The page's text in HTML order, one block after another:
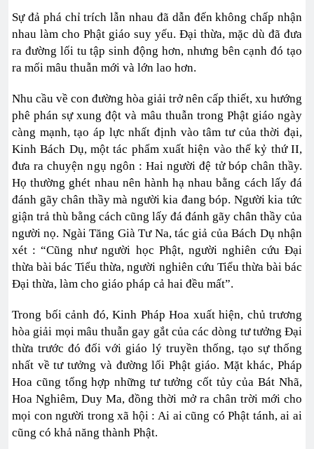
Sự đả phá chỉ trích lẫn nhau đã dẫn đến không chấp nhận
nhau làm cho Phật giáo suy yếu. Đại thừa, mặc dù đã đưa
ra đường lối tu tập sinh động hơn, nhưng bên cạnh đó tạo
ra mối mâu thuẫn mới và lớn lao hơn.
Nhu cầu về con đường hòa giải trở nên cấp thiết, xu hướng
phê phán sự xung đột và mâu thuẫn trong Phật giáo ngày
càng mạnh, tạo áp lực nhất định vào tâm tư của thời đại,
Kinh Bách Dụ, một tác phẩm xuất hiện vào thế kỷ thứ II,
đưa ra chuyện ngụ ngôn : Hai người đệ tử bóp chân thầy.
Họ thường ghét nhau nên hành hạ nhau bằng cách lấy đá
đánh gãy chân thầy mà người kia đang bóp. Người kia tức
giận trả thù bằng cách cũng lấy đá đánh gãy chân thầy của
người nọ. Ngài Tăng Già Tư Na, tác giả của Bách Dụ nhận
xét : “Cũng như người học Phật, người nghiên cứu Đại
thừa bài bác Tiểu thừa, người nghiên cứu Tiểu thừa bài bác
Đại thừa, làm cho giáo pháp cả hai đều mất”.
Trong bối cảnh đó, Kinh Pháp Hoa xuất hiện, chủ trương
hòa giải mọi mâu thuẫn gay gắt của các dòng tư tưởng Đại
thừa trước đó đối với giáo lý truyền thống, tạo sự thống
nhất về tư tưởng và đường lối Phật giáo. Mặt khác, Pháp
Hoa cũng tổng hợp những tư tưởng cốt tủy của Bát Nhã,
Hoa Nghiêm, Duy Ma, đồng thời mở ra chân trời mới cho
mọi con người trong xã hội : Ai ai cũng có Phật tánh, ai ai
cũng có khả năng thành Phật.